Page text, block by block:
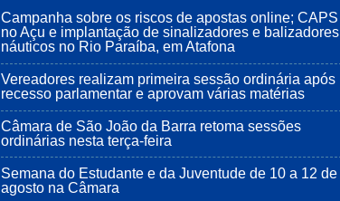
Campanha sobre os riscos de apostas online; CAPS
no Açu e implantação de sinalizadores e balizadores
náuticos no Rio Paraíba, em Atafona
Vereadores realizam primeira sessão ordinária após
recesso parlamentar e aprovam várias matérias
Câmara de São João da Barra retoma sessões
ordinárias nesta terça-feira
Semana do Estudante e da Juventude de 10 a 12 de
agosto na Câmara